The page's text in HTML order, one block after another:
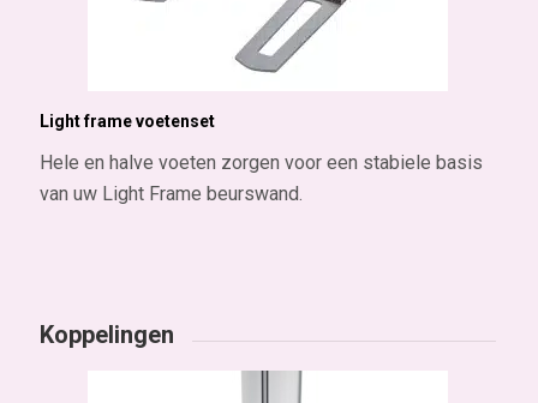
Light frame voetenset
Hele en halve voeten zorgen voor een stabiele basis
van uw Light Frame beurswand.
Koppelingen